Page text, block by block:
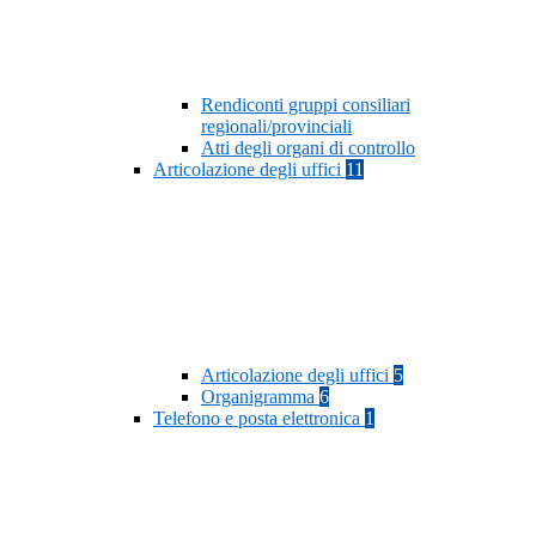
Rendiconti gruppi consiliari
regionali/provinciali
Atti degli organi di controllo
Articolazione degli uffici 11
Articolazione degli uffici 5
Organigramma 6
Telefono e posta elettronica 1